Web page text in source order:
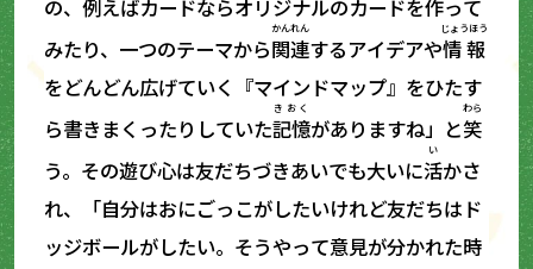
の、例えばカードならオリジナルのカードを作って
みたり、一つのテーマから関連
かんれん
するアイデアや情報
じょうほう
をどんどん広げていく『マインドマップ』をひたす
ら書きまくったりしていた記憶
きおく
がありますね」と笑
わら
う。その遊び心は友だちづきあいでも大いに活
い
かさ
れ、「自分はおにごっこがしたいけれど友だちはド
ッジボールがしたい。そうやって意見が分かれた時